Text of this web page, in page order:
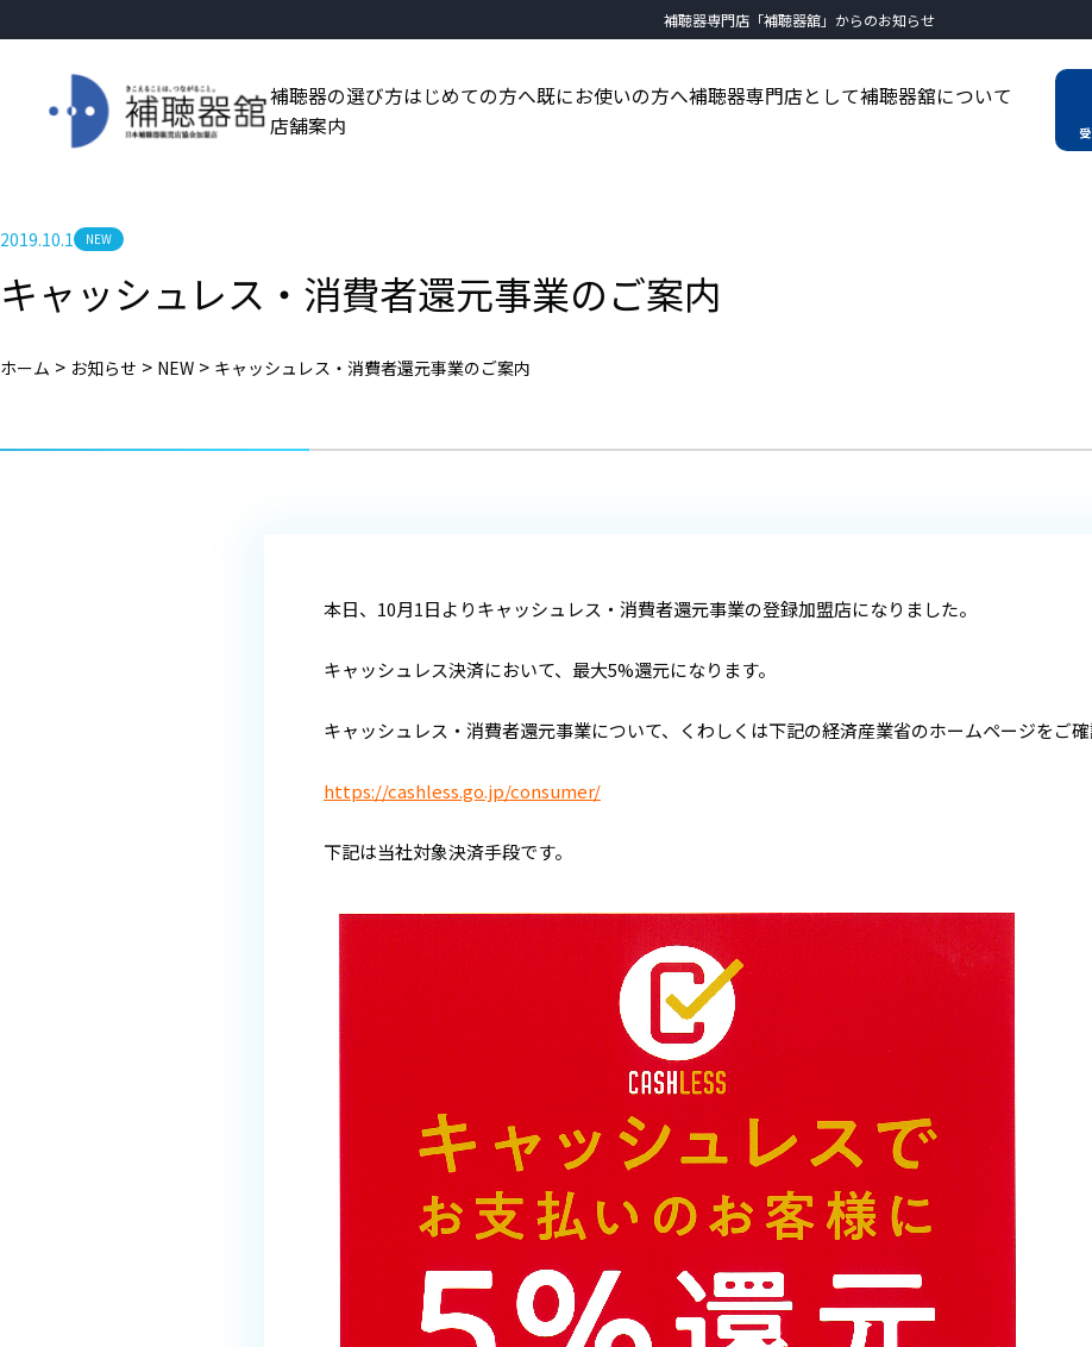
補聴器専門店「補聴器舘」からのお知らせ
補聴器の選び方はじめての方へ既にお使いの方へ補聴器専門店として補聴器舘について
店舗案内
2019.10.1 NEW
キャッシュレス・消費者還元事業のご案内
ホーム > お知らせ > NEW > キャッシュレス・消費者還元事業のご案内
本日、10月1日よりキャッシュレス・消費者還元事業の登録加盟店になりました。
キャッシュレス決済において、最大5%還元になります。
キャッシュレス・消費者還元事業について、くわしくは下記の経済産業省のホームページをご確
https://cashless.go.jp/consumer/
下記は当社対象決済手段です。